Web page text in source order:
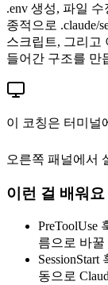
.env 생성, 파일
종적으로 .claude/
스크립트, 그리고
들어간 구조를 만
이 코칭은 터미널
오른쪽 패널에서
이런 걸 배워요
PreToolUse
름으로 바
동으로